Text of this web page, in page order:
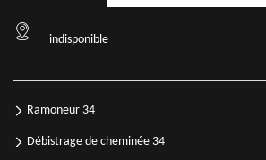
indisponible
Ramoneur 34
Débistrage de cheminée 34